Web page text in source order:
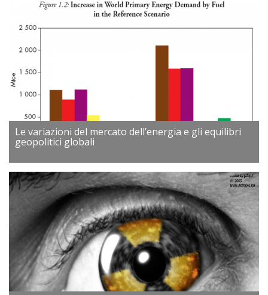
Le variazioni del mercato dell’energia e gli equilibri
geopolitici globali